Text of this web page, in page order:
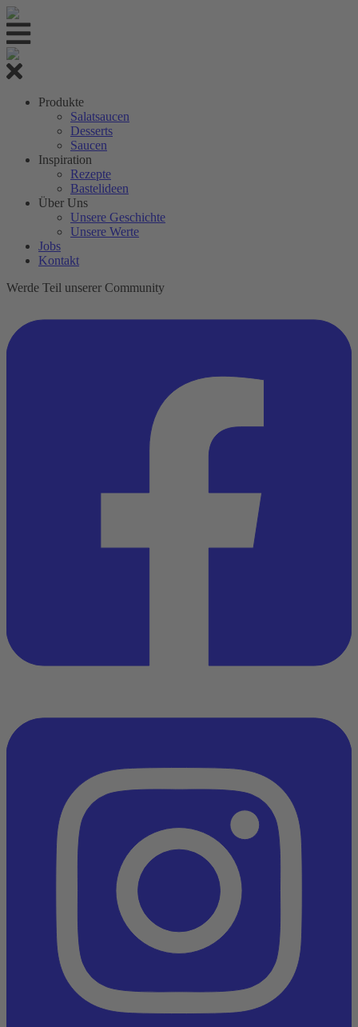
Produkte
Salatsaucen
Desserts
Saucen
Inspiration
Rezepte
Bastelideen
Über Uns
Unsere Geschichte
Unsere Werte
Jobs
Kontakt
Werde Teil unserer Community